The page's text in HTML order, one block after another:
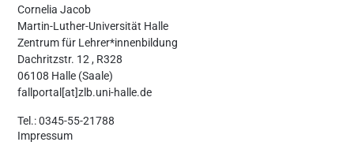
Cornelia Jacob
Martin-Luther-Universität Halle
Zentrum für Lehrer*innenbildung
Dachritzstr. 12 , R328
06108 Halle (Saale)
fallportal[at]zlb.uni-halle.de
Tel.: 0345-55-21788
Impressum